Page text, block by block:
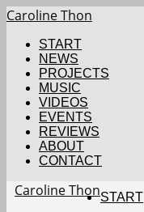
Caroline Thon
START
NEWS
PROJECTS
MUSIC
VIDEOS
EVENTS
REVIEWS
ABOUT
CONTACT
Caroline ThonSTART